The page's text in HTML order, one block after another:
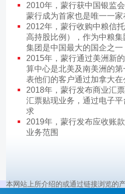
2010年，蒙行获中国银监
蒙行成为首家也是唯一一
2012年，蒙行收购中粮信
高持股比例），作为中粮
集团是中国最大的国企之一
2015年，蒙行通过美洲新
算中心是北美及南美洲的
表他们的客户通过加拿大
2018年，蒙行发布商业汇
汇票贴现业务，通过电子
求
2019年，蒙行发布应收账
业务范围
本网站上所介绍的或通过链接浏览的